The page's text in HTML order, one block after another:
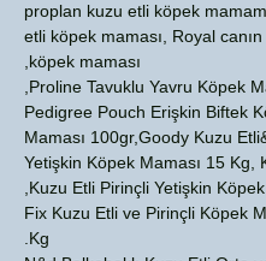
proplan kuzu etli köpek
etli köpek maması, Royal
köpek maması,
Proline Tavuklu Yavru Köpek
Pedigree Pouch Erişkin Biftek
Maması 100gr,Goody Kuzu
Yetişkin Köpek Maması 15 Kg,
Kuzu Etli Pirinçli Yetişkin Köpek
Fix Kuzu Etli ve Pirinçli Köpek
Kg.